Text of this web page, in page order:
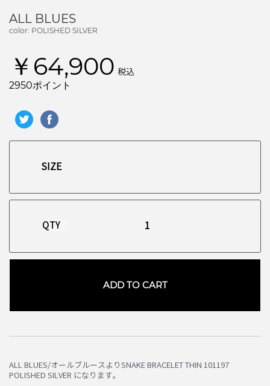
ALL BLUES
color: POLISHED SILVER
￥64,900 税込
2950ポイント
QTY
ADD TO CART
ALL BLUES/オールブルースよりSNAKE BRACELET THIN 101197
POLISHED SILVER になります。
お買い物を続ける カートへ進む